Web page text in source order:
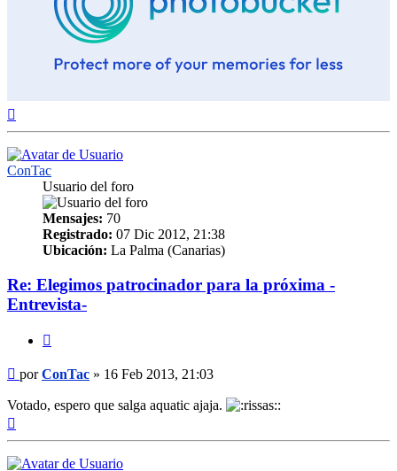
ConTac
Usuario del foro
Mensajes: 70
Registrado: 07 Dic 2012, 21:38
Ubicación: La Palma (Canarias)
Re: Elegimos patrocinador para la próxima -
Entrevista-
Mensaje
porConTac » 16 Feb 2013, 21:03
Votado, espero que salga aquatic ajaja.